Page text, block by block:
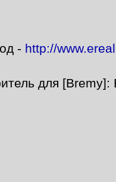
- http://
для